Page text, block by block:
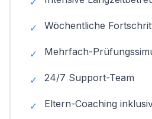
✓ Wöchentliche
✓ Mehrfach-
✓ 24/7 Support-Team
✓ Eltern-Coaching